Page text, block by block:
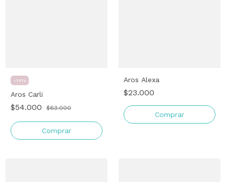
-14%
Aros Carli
$54.000 $63.000
Comprar
Aros Alexa
$23.000
Comprar